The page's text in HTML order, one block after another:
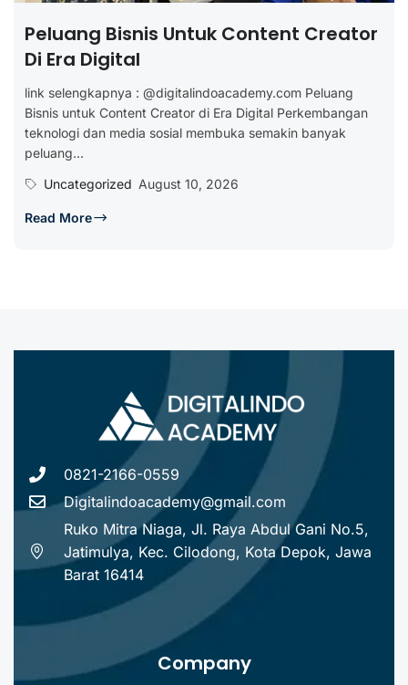
Peluang Bisnis Untuk Content Creator
Di Era Digital
link selengkapnya : @digitalindoacademy.com Peluang
Bisnis untuk Content Creator di Era Digital Perkembangan
teknologi dan media sosial membuka semakin banyak
peluang...
Uncategorized August 10, 2026
Read More
0821-2166-0559
Digitalindoacademy@gmail.com
Ruko Mitra Niaga, Jl. Raya Abdul Gani No.5,
Jatimulya, Kec. Cilodong, Kota Depok, Jawa
Barat 16414
Company